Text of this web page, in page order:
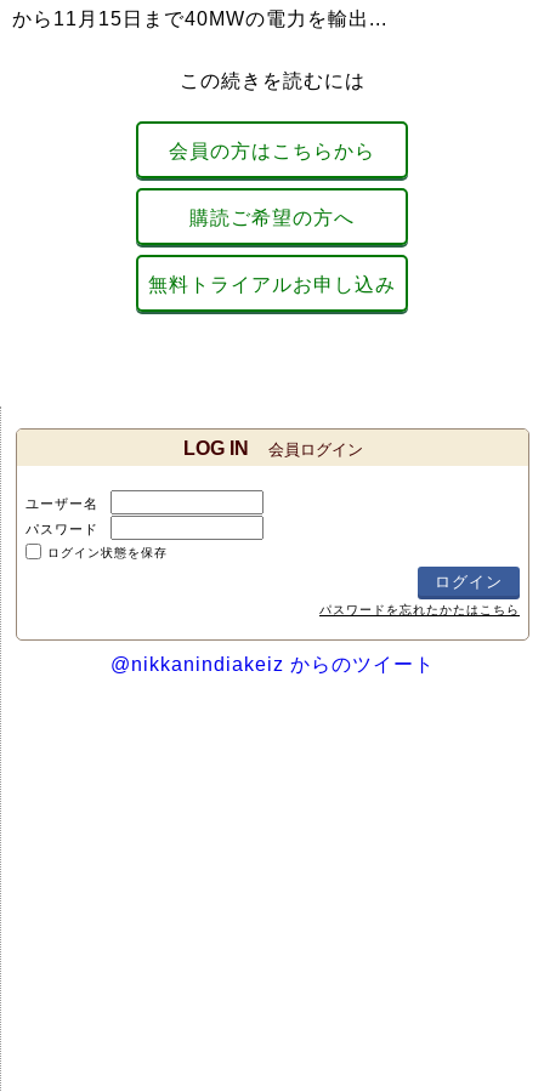
から11月15日まで40MWの電力を輸出...
この続きを読むには
会員の方はこちらから
購読ご希望の方へ
無料トライアルお申し込み
LOG IN 会員ログイン
ユーザー名
パスワード
ログイン状態を保存
パスワードを忘れたかたはこちら
@nikkanindiakeiz からのツイート